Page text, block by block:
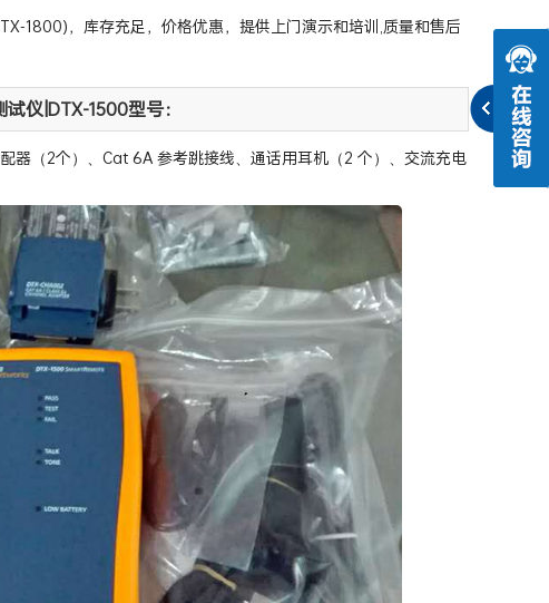
1800)，库存充足，价格优惠，提供上门演示和培训,质量和售后
仪|DTX-1500型号：
器（2个）、Cat 6A 参考跳接线、通话用耳机（2 个）、交流充电